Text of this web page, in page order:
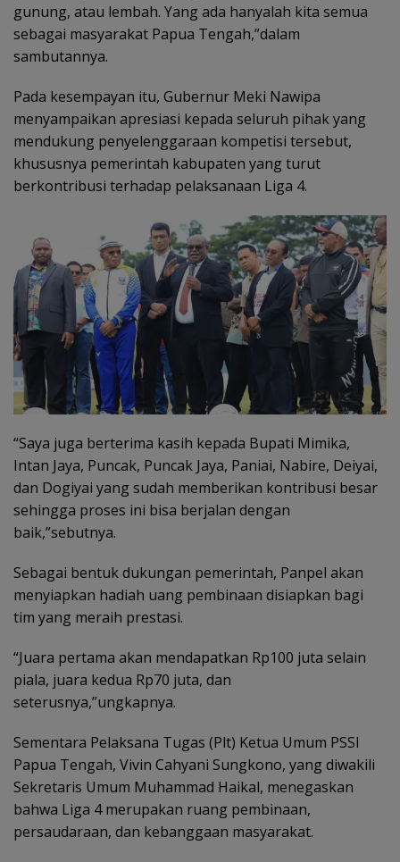
gunung, atau lembah. Yang ada hanyalah kita semua
sebagai masyarakat Papua Tengah,”dalam
sambutannya.
Pada kesempayan itu, Gubernur Meki Nawipa
menyampaikan apresiasi kepada seluruh pihak yang
mendukung penyelenggaraan kompetisi tersebut,
khususnya pemerintah kabupaten yang turut
berkontribusi terhadap pelaksanaan Liga 4.
“Saya juga berterima kasih kepada Bupati Mimika,
Intan Jaya, Puncak, Puncak Jaya, Paniai, Nabire, Deiyai,
dan Dogiyai yang sudah memberikan kontribusi besar
sehingga proses ini bisa berjalan dengan
baik,”sebutnya.
Sebagai bentuk dukungan pemerintah, Panpel akan
menyiapkan hadiah uang pembinaan disiapkan bagi
tim yang meraih prestasi.
“Juara pertama akan mendapatkan Rp100 juta selain
piala, juara kedua Rp70 juta, dan
seterusnya,”ungkapnya.
Sementara Pelaksana Tugas (Plt) Ketua Umum PSSI
Papua Tengah, Vivin Cahyani Sungkono, yang diwakili
Sekretaris Umum Muhammad Haikal, menegaskan
bahwa Liga 4 merupakan ruang pembinaan,
persaudaraan, dan kebanggaan masyarakat.